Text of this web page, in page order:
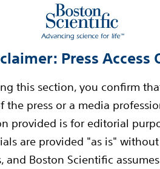
Press Access
this section, you confirm
the press or a media
provided is for editorial
are provided "as is"
and Boston Scientific
CE per il
a giugno
monouso EXALT™
25 maggio...
aortico